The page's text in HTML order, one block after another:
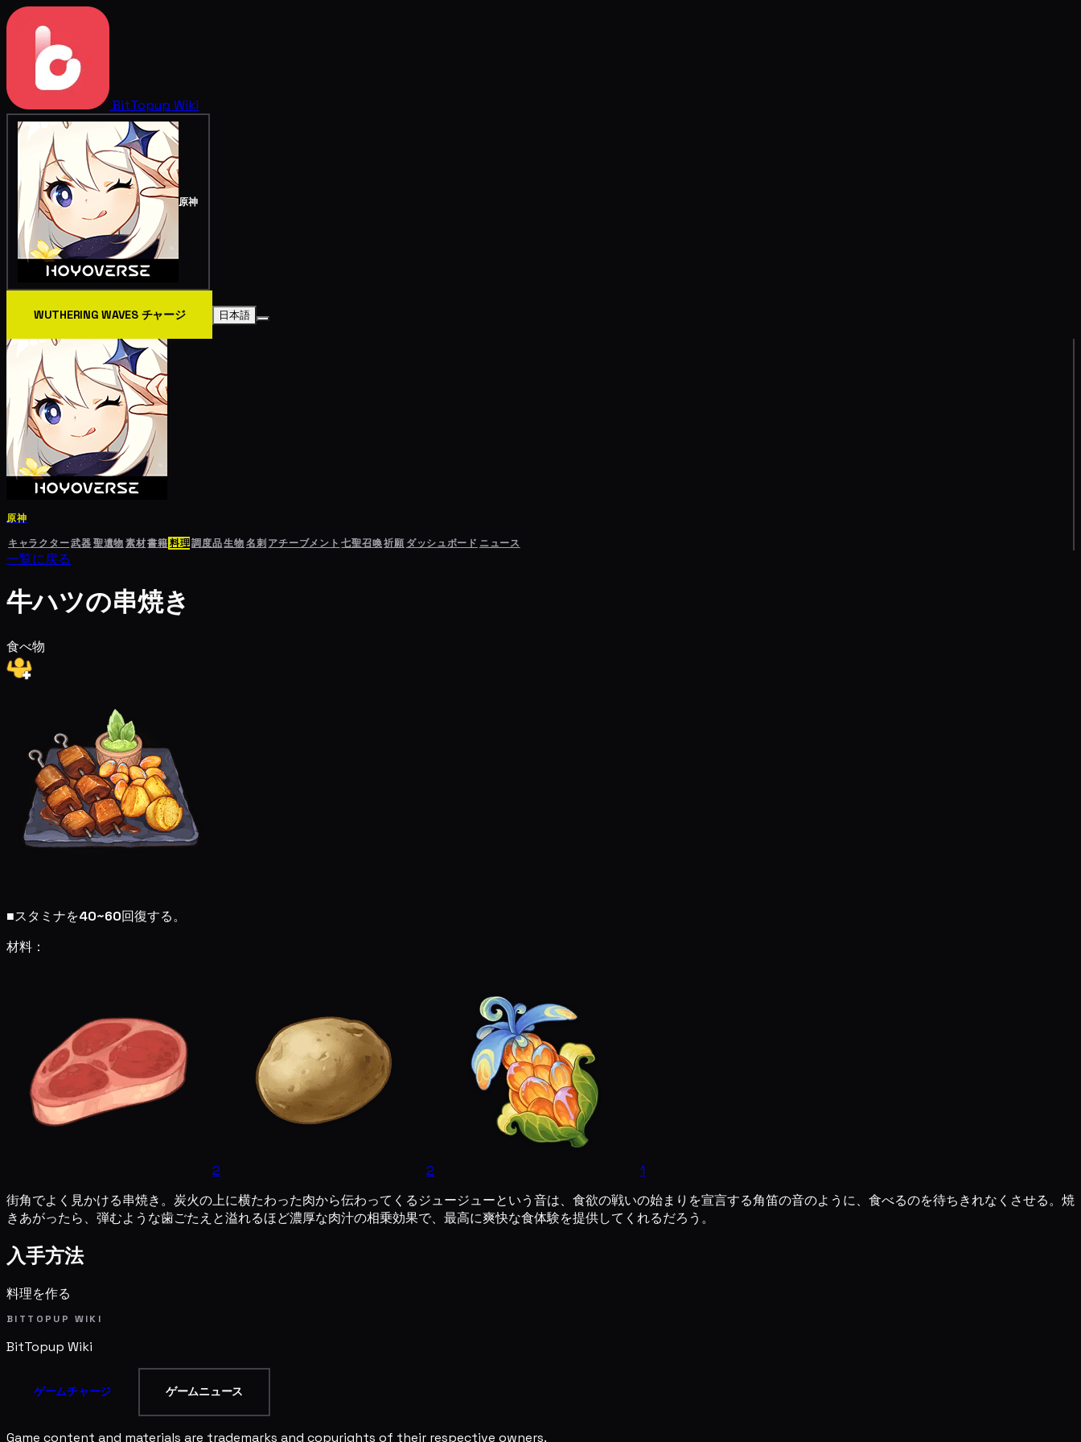
BitTopup Wiki
原神
WUTHERING WAVES チャージ 日本語
原神
キャラクター武器聖遺物素材書籍料理調度品生物名刺 アチーブメント 七聖召喚祈願 ダッシュボード ニュース
一覧に戻る
牛ハツの串焼き
食べ物
■スタミナを40~60回復する。
材料：
2 2
1
街角でよく見かける串焼き。炭火の上に横たわった肉から伝わってくるジュージューという音は、食欲の戦いの始まりを宣言する角笛の音のように、食べるのを待ちきれなくさせる。焼
きあがったら、弾むような歯ごたえと溢れるほど濃厚な肉汁の相乗効果で、最高に爽快な食体験を提供してくれるだろう。
入手方法
料理を作る
BITTOPUP WIKI
BitTopup Wiki
ゲームチャージ ゲームニュース
Game content and materials are trademarks and copyrights of their respective owners.